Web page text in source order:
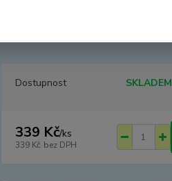
Dostupnost SKLADEM
339 Kč/ks
339 Kč bez DPH